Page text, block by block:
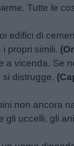
Tutte le
edifici di
propri simili.
a vicenda. Se
distrugge.
non ancora
uccelli, gli